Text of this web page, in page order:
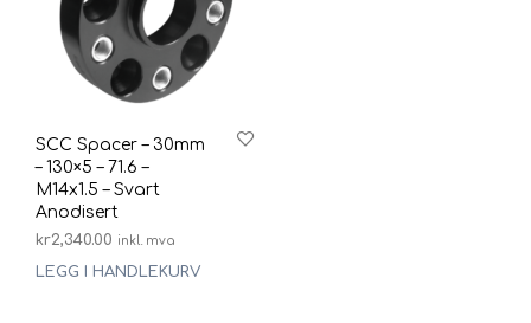
SCC Spacer – 30mm
– 130×5 – 71.6 –
M14x1.5 – Svart
Anodisert
kr2,340.00 inkl. mva
LEGG I HANDLEKURV